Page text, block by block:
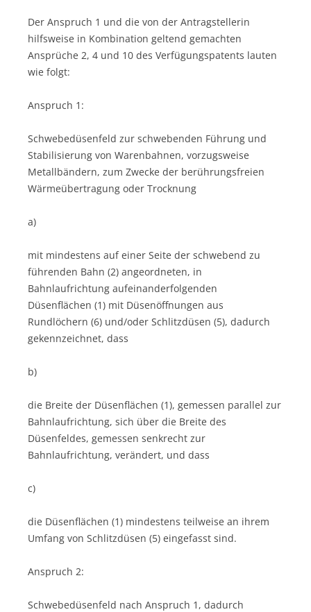
Der Anspruch 1 und die von der Antragstellerin
hilfsweise in Kombination geltend gemachten
Ansprüche 2, 4 und 10 des Verfügungspatents lauten
wie folgt:
Anspruch 1:
Schwebedüsenfeld zur schwebenden Führung und
Stabilisierung von Warenbahnen, vorzugsweise
Metallbändern, zum Zwecke der berührungsfreien
Wärmeübertragung oder Trocknung
a)
mit mindestens auf einer Seite der schwebend zu
führenden Bahn (2) angeordneten, in
Bahnlaufrichtung aufeinanderfolgenden
Düsenflächen (1) mit Düsenöffnungen aus
Rundlöchern (6) und/oder Schlitzdüsen (5), dadurch
gekennzeichnet, dass
b)
die Breite der Düsenflächen (1), gemessen parallel zur
Bahnlaufrichtung, sich über die Breite des
Düsenfeldes, gemessen senkrecht zur
Bahnlaufrichtung, verändert, und dass
c)
die Düsenflächen (1) mindestens teilweise an ihrem
Umfang von Schlitzdüsen (5) eingefasst sind.
Anspruch 2:
Schwebedüsenfeld nach Anspruch 1, dadurch